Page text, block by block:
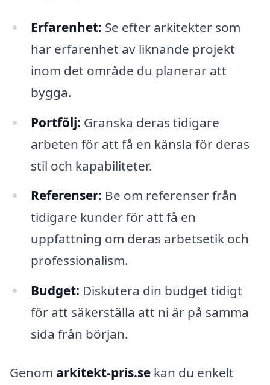
Erfarenhet: Se efter arkitekter som
har erfarenhet av liknande projekt
inom det område du planerar att
bygga.
Portfölj: Granska deras tidigare
arbeten för att få en känsla för deras
stil och kapabiliteter.
Referenser: Be om referenser från
tidigare kunder för att få en
uppfattning om deras arbetsetik och
professionalism.
Budget: Diskutera din budget tidigt
för att säkerställa att ni är på samma
sida från början.
Genom arkitekt-pris.se kan du enkelt